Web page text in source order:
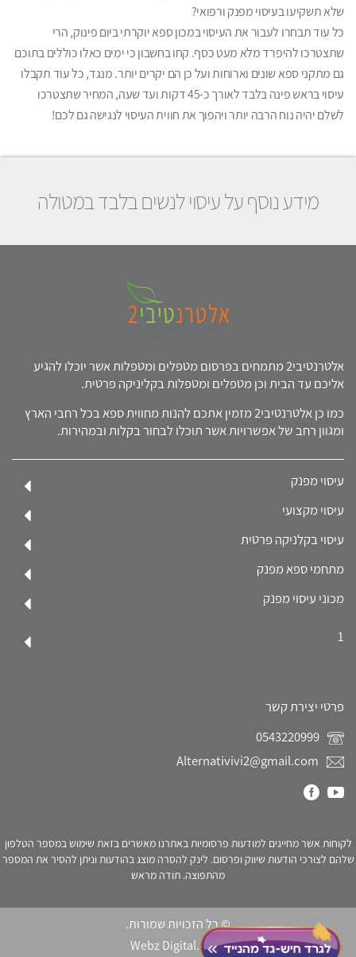
שלא תשקיעו בעיסוי מפנק ורפואי?
כל עוד תבחרו לעבור את העיסוי במכון ספא יוקרתי ביום פינוק, הרי
שתצטרכו להיפרד מלא מעט כסף. קחו בחשבון כי ימים כאלו כוללים בתוכם
גם מתקני ספא שונים וארוחות ועל כן הם יקרים יותר. מנגד, כל עוד תקבלו
עיסוי בראש פינה בלבד לאורך כ-45 דקות ועד שעה, המחיר שתצטרכו
לשלם יהיה נוח הרבה יותר ויהפוך את חווית העיסוי לנגישה גם לכם!
מידע נוסף על עיסוי לנשים בלבד במטולה
אלטרנטיבי2 מתמחים בפרסום מטפלים ומטפלות אשר יוכלו להגיע
אליכם עד הבית וכן מטפלים ומטפלות בקליניקה פרטית.
כמו כן אלטרנטיבי2 מזמין אתכם להנות מחווית ספא בכל רחבי הארץ
ומגוון רחב של אפשרויות אשר תוכלו לבחור בקלות ובמהירות.
עיסוי מפנק
עיסוי מקצועי
עיסוי בקלניקה פרטית
מתחמי ספא מפנק
מכוני עיסוי מפנק
1
פרטי יצירת קשר
Alternativivi2@gmail.com
לקוחות אשר מחייגים למודעות פרסומיות באתרנו מאשרים בזאת שימוש במספר הטלפון
שלהם לצורכי הודעות שיווק ופרסום. לינק להסרה מוצג בהודעות וניתן להסיר את המספר
מהתפוצה. תודה מראש
© כל הזכויות שמורות.
Webz Digital.click